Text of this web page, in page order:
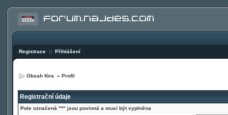
Registrace :: Přihlášení
Obsah fóra » Profil
Registrační údaje
Pole označená "*" jsou povinná a musí být vyplněna